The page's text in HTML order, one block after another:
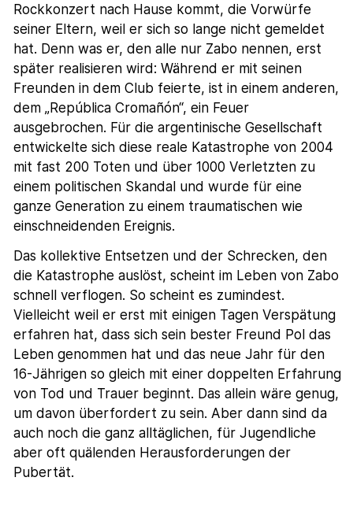
Rockkonzert nach Hause kommt, die Vorwürfe
seiner Eltern, weil er sich so lange nicht gemeldet
hat. Denn was er, den alle nur Zabo nennen, erst
später realisieren wird: Während er mit seinen
Freunden in dem Club feierte, ist in einem anderen,
dem „República Cromañón“, ein Feuer
ausgebrochen. Für die argentinische Gesellschaft
entwickelte sich diese reale Katastrophe von 2004
mit fast 200 Toten und über 1000 Verletzten zu
einem politischen Skandal und wurde für eine
ganze Generation zu einem traumatischen wie
einschneidenden Ereignis.
Das kollektive Entsetzen und der Schrecken, den
die Katastrophe auslöst, scheint im Leben von Zabo
schnell verflogen. So scheint es zumindest.
Vielleicht weil er erst mit einigen Tagen Verspätung
erfahren hat, dass sich sein bester Freund Pol das
Leben genommen hat und das neue Jahr für den
16-Jährigen so gleich mit einer doppelten Erfahrung
von Tod und Trauer beginnt. Das allein wäre genug,
um davon überfordert zu sein. Aber dann sind da
auch noch die ganz alltäglichen, für Jugendliche
aber oft quälenden Herausforderungen der
Pubertät.